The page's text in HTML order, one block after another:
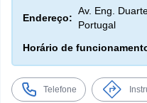
Endereço:
Av. Eng.
Portugal
Horário de
Telefone